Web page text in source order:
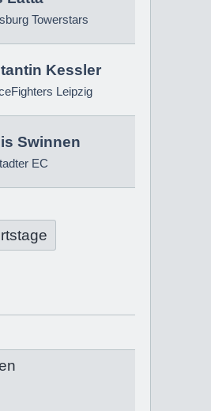
Towerstars
Kessler
Leipzig
Swinnen
EC